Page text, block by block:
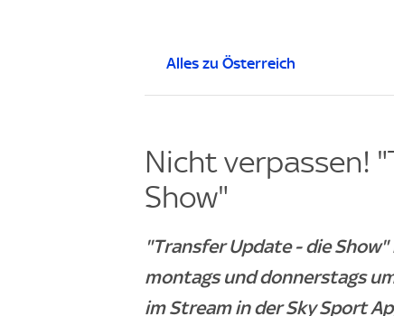
Alles zu Österreich
Nicht verpassen!
Show"
"Transfer Update - die
montags und donnerstags
im Stream in der Sky Sport